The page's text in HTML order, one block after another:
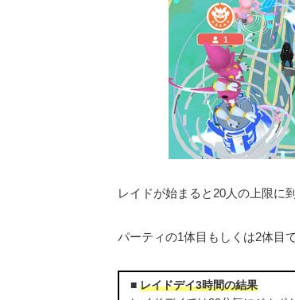
レイドが始まると20人の上限に
パーティの1体目もしくは2体目
■ レイドデイ3時間の結果